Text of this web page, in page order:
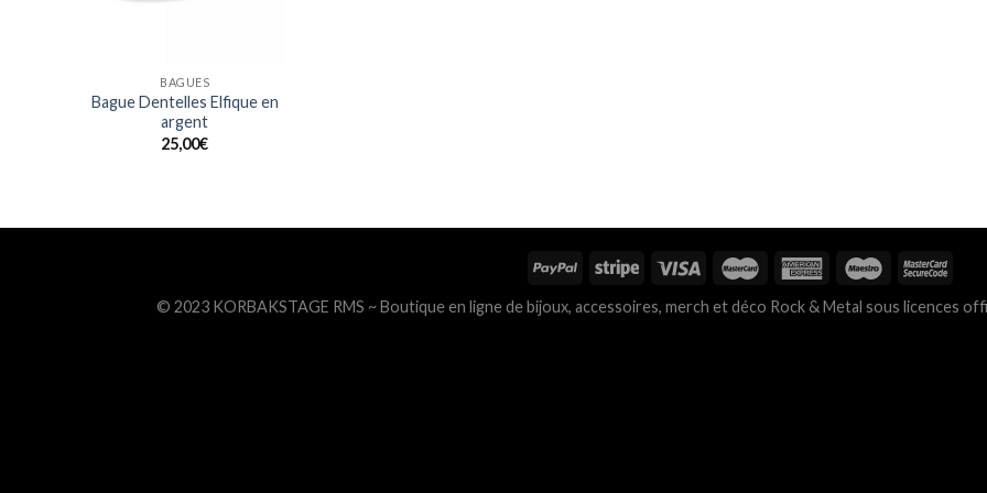
BAGUES
Bague Dentelles Elfique en
argent
25,00€
© 2023 KORBAKSTAGE RMS ~ Boutique en ligne de bijoux, accessoires, merch et déco Rock & Metal sous licences